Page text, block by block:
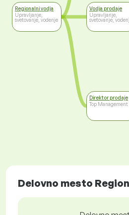
Regionalni vodja
Upravljanje,
svetovanje, vodenje
Vodja prodaje
Upravljanje,
svetovanje,
Direktor prodaje
Top Management
Delovno mesto